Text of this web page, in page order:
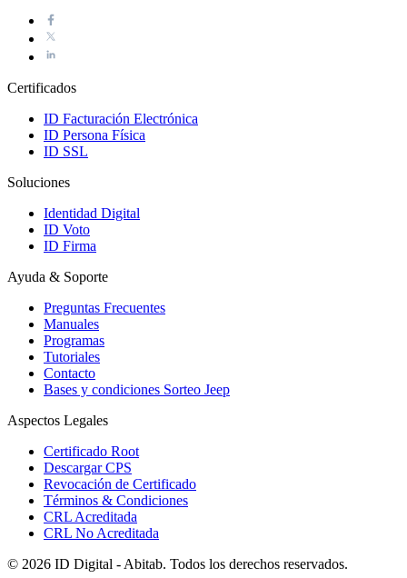
Certificados
ID Facturación Electrónica
ID Persona Física
ID SSL
Soluciones
Identidad Digital
ID Voto
ID Firma
Ayuda & Soporte
Preguntas Frecuentes
Manuales
Programas
Tutoriales
Contacto
Bases y condiciones Sorteo Jeep
Aspectos Legales
Certificado Root
Descargar CPS
Revocación de Certificado
Términos & Condiciones
CRL Acreditada
CRL No Acreditada
© 2026 ID Digital - Abitab. Todos los derechos reservados.